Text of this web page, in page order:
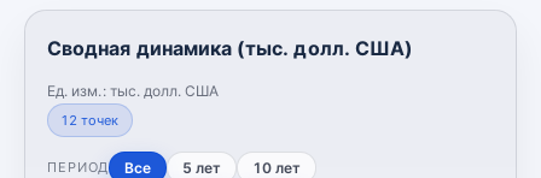
Сводная динамика (тыс. долл. США)
Ед. изм.: тыс. долл. США
12 точек
ПЕРИОД Все 5 лет 10 лет